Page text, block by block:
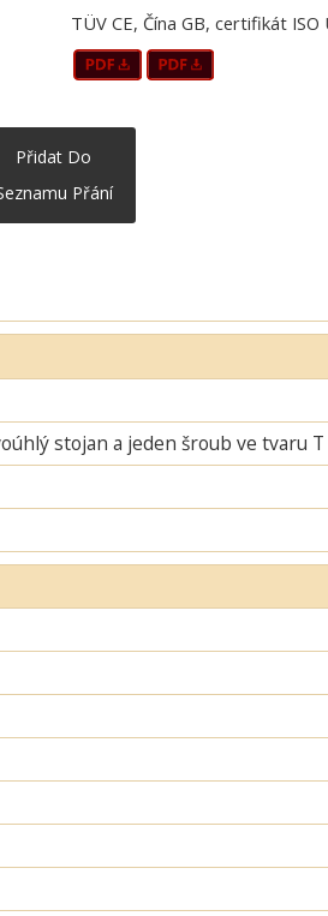
TÜV CE, Čína GB, certifikát ISO
Přidat Do
Přání
stojan a jeden šroub ve tvaru T